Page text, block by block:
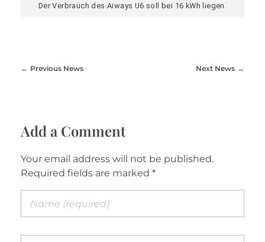
Der Verbrauch des Aiways U6 soll bei 16 kWh liegen.
Previous News Next News
Add a Comment
Your email address will not be published.
Required fields are marked *